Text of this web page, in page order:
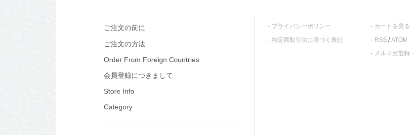
ご注文の前に
ご注文の方法
Order From Foreign Countries
会員登録につきまして
Store Info
Category
プライバシーポリシー
特定商取引法に基づく表記
カートを見る
RSS/ATOM
メルマガ登録